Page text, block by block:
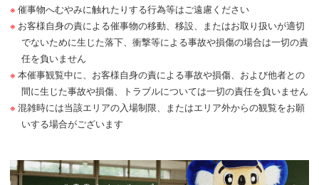
催事物へむやみに触れたりする行為等はご遠慮ください
お客様自身の責による催事物の移動、移設、またはお取り扱いが適切
でないために生じた落下、衝撃等による事故や損傷の場合は一切の責
任を負いません
本催事観覧中に、お客様自身の責による事故や損傷、および他者との
間に生じた事故や損傷、トラブルについては一切の責任を負いません
混雑時には当該エリアの入場制限、またはエリア外からの観覧をお願
いする場合がございます